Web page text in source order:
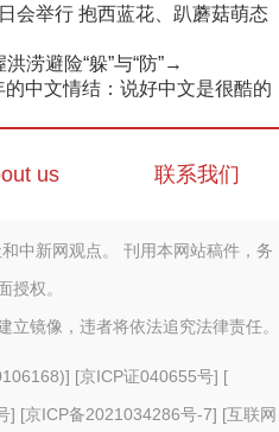
会举行 抱西蓝花、趴蘑菇萌态
涝避险“躲”与“防”→
中文情结：说好中文是很酷的
us 联系我们
中新网观点。 刊用本网站稿件，务
授权。
镜像，违者将依法追究法律责任。
] [京ICP证040655号] [
] [京ICP备2021034286号-7] [互联网